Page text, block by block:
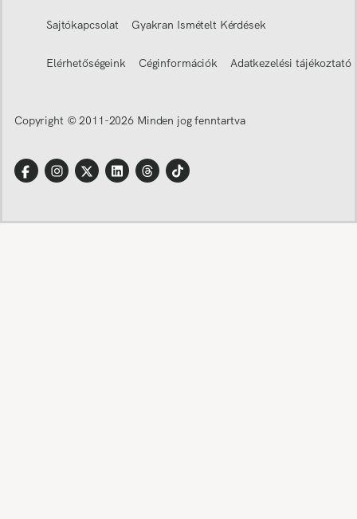
Sajtókapcsolat Gyakran Ismételt Kérdések
Elérhetőségeink Céginformációk Adatkezelési tájékoztató
Copyright © 2011-2026 Minden jog fenntartva